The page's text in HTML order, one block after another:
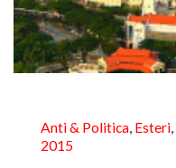
Anti & Politica Esteri
2015